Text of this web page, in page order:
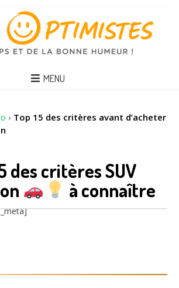
MENU
› Top 15 des critères avant d’acheter
des critères SUV
à connaître